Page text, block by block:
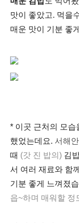
맛이 좋았고. 먹을
매운 맛이 기분 좋
* 이곳 근처의 모습
했었는데요. 서해
때 (갓 진 밥의) 김
서 여러 재료와 함
기분 좋게 느껴졌
읍~하며 매워할 정